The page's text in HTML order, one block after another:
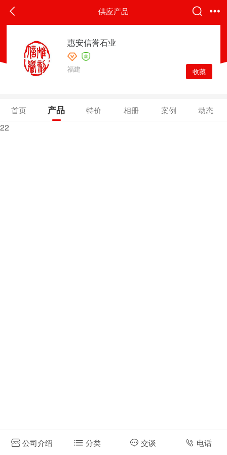
供应产品
惠安信誉石业
福建 收藏
首页 产品 特价 相册 案例 动态
22
公司介绍 分类 交谈 电话